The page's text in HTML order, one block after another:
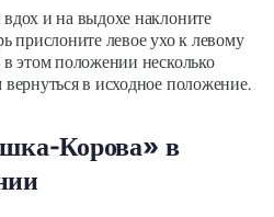
и на выдохе наклоните
прислоните левое ухо к левому
в этом положении несколько
в исходное положение.
Корова» в